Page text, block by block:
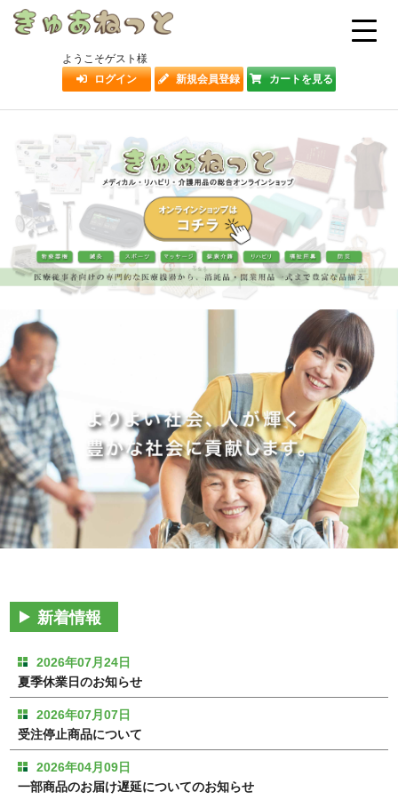
ようこそゲスト様
ログイン
新規会員登録 カートを見る
新着情報
事業案内
製品情報
介護保険制度
お問い合わせ
会社概要
新着情報
2026年07月24日
夏季休業日のお知らせ
2026年07月07日
受注停止商品について
2026年04月09日
一部商品のお届け遅延についてのお知らせ